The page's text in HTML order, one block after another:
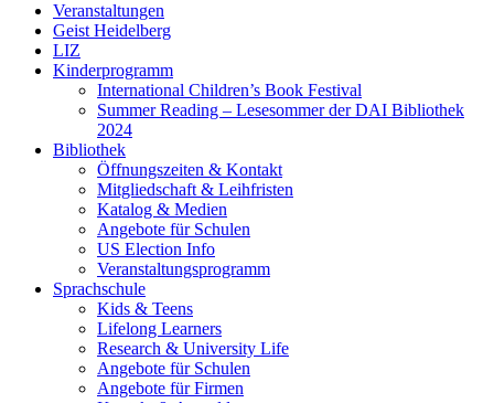
Veranstaltungen
Geist Heidelberg
LIZ
Kinderprogramm
International Children’s Book Festival
Summer Reading – Lesesommer der DAI Bibliothek
2024
Bibliothek
Öffnungszeiten & Kontakt
Mitgliedschaft & Leihfristen
Katalog & Medien
Angebote für Schulen
US Election Info
Veranstaltungsprogramm
Sprachschule
Kids & Teens
Lifelong Learners
Research & University Life
Angebote für Schulen
Angebote für Firmen